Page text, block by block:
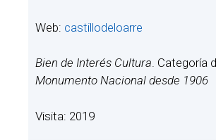
Web: castillodeloarre
Bien de Interés Cultura. Categoría
Monumento Nacional desde 1906
Visita: 2019